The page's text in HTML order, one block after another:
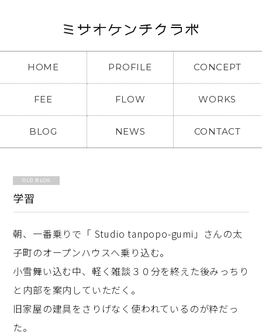
HOME PROFILE CONCEPT
FEE FLOW WORKS
BLOG NEWS CONTACT
OLD BLOG
学習
朝、一番乗りで「 Studio tanpopo-gumi」さんの太
子町のオープンハウスへ乗り込む。
小雪舞い込む中、軽く雑談３０分を終えた後みっちり
と内部を案内していただく。
旧家屋の建具をさりげなく使われているのが粋だっ
た。